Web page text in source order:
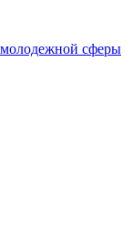
сферы